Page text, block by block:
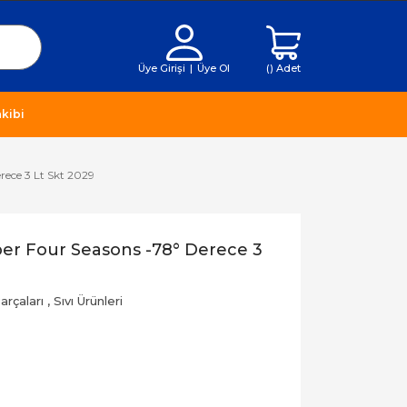
Üye Girişi | Üye Ol () Adet
3 Lt Skt 2029
Four Seasons -78° Derece 3
, Sıvı Ürünleri